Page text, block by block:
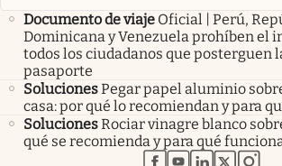
Documento de viaje Oficial | Perú,
Dominicana y Venezuela prohíben el
todos los ciudadanos que posterguen
pasaporte
SolucionesPegar papel aluminio
casa: por qué lo recomiendan y para
SolucionesRociar vinagre blanco
qué se recomienda y para qué
abre en nueva
abre en nueva
abre en
abre